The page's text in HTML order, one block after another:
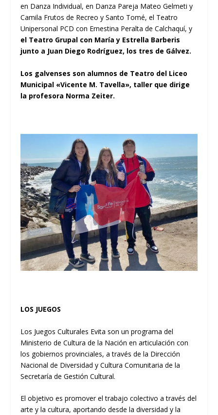
en Danza Individual, en Danza Pareja Mateo Gelmeti y
Camila Frutos de Recreo y Santo Tomé, el Teatro
Unipersonal PCD con Ernestina Peralta de Calchaquí, y
el Teatro Grupal con María y Estrella Barberis
junto a Juan Diego Rodríguez, los tres de Gálvez.
Los galvenses son alumnos de Teatro del Liceo
Municipal «Vicente M. Tavella», taller que dirige
la profesora Norma Zeiter.
LOS JUEGOS
Los Juegos Culturales Evita son un programa del
Ministerio de Cultura de la Nación en articulación con
los gobiernos provinciales, a través de la Dirección
Nacional de Diversidad y Cultura Comunitaria de la
Secretaría de Gestión Cultural.
El objetivo es promover el trabajo colectivo a través del
arte y la cultura, aportando desde la diversidad y la